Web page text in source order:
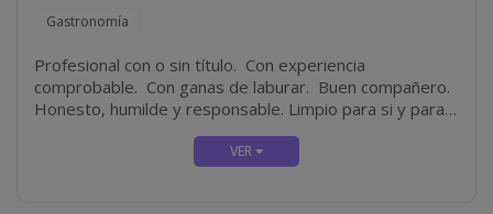
Gastronomía
Profesional con o sin título. Con experiencia
comprobable. Con ganas de laburar. Buen compañero.
Honesto, humilde y responsable. Limpio para si y para